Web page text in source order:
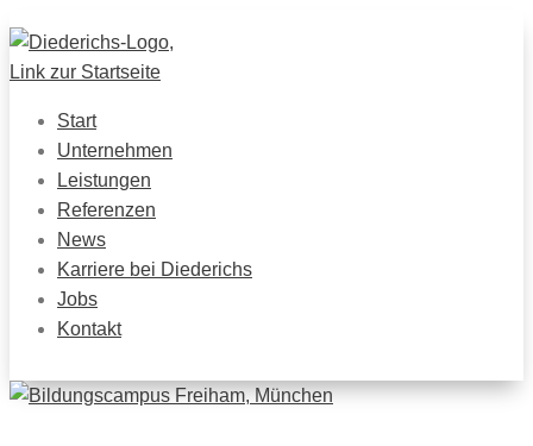
Start
Unternehmen
Leistungen
Referenzen
News
Karriere bei Diederichs
Jobs
Kontakt